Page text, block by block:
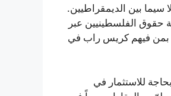
سيما بين الديمقراطيين.
حقوق الفلسطينيين عبر
بمن فيهم كريس راب في
للاستثمار في